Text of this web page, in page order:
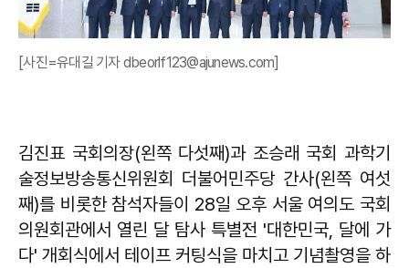
[사진=유대길 기자 dbeorlf123@ajunews.com]
김진표 국회의장(왼쪽 다섯째)과 조승래 국회 과학기
술정보방송통신위원회 더불어민주당 간사(왼쪽 여섯
째)를 비롯한 참석자들이 28일 오후 서울 여의도 국회
의원회관에서 열린 달 탐사 특별전 '대한민국, 달에 가
다' 개회식에서 테이프 커팅식을 마치고 기념촬영을 하